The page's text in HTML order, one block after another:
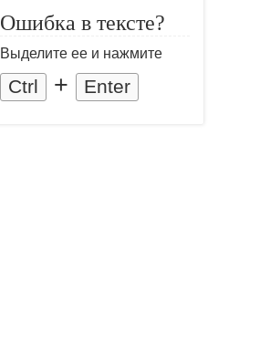
Ошибка в тексте?
Выделите ее и нажмите
Ctrl + Enter